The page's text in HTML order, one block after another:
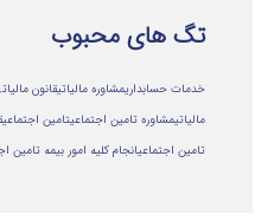
تگ های محبوب
خدمات حسابداریمشاوره مالیاتیقانون
مالياتيمشاوره تامین اجتماعیتامین اجتماعی
تامین اجتماعیانجام کلیه امور بیمه تامین